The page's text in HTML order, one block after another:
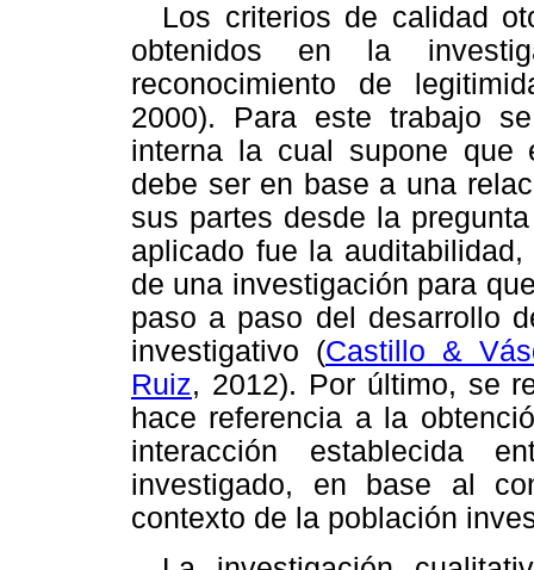
Los criterios de calidad
obtenidos en la
reconocimiento de
2000). Para este trabajo
interna la cual supone que
debe ser en base a una
sus partes desde la
aplicado fue la
de una investigación para
paso a paso del desarrollo
investigativo (Castillo &
Ruiz, 2012). Por último, se
hace referencia a la
interacción establecida
investigado, en base al
contexto de la población